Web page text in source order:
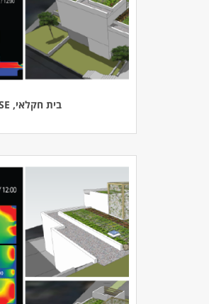
בית חקלאי, OA HOUSE